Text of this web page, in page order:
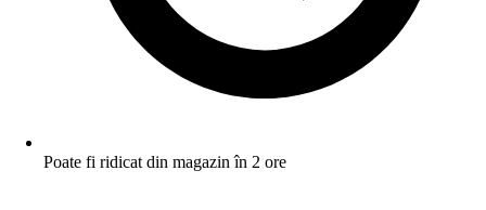
Poate fi ridicat din magazin în 2 ore